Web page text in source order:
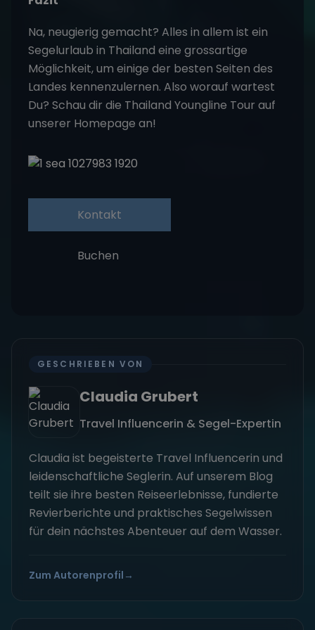
Na, neugierig gemacht? Alles in allem ist ein
Segelurlaub in Thailand eine grossartige
Möglichkeit, um einige der besten Seiten des
Landes kennenzulernen. Also worauf wartest
Du? Schau dir die Thailand Youngline Tour auf
unserer Homepage an!
Kontakt
Buchen
GESCHRIEBEN VON
Claudia Grubert
Travel Influencerin & Segel-Expertin
Claudia ist begeisterte Travel Influencerin und
leidenschaftliche Seglerin. Auf unserem Blog
teilt sie ihre besten Reiseerlebnisse, fundierte
Revierberichte und praktisches Segelwissen
für dein nächstes Abenteuer auf dem Wasser.
Zum Autorenprofil →